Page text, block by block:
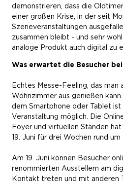
demonstrieren, dass die
einer großen Krise, in der seit
Szeneveranstaltungen
zusammen bleibt - und sehr
analoge Produkt auch digital zu
Was erwartet die Besucher
Echtes Messe-Feeling, das man
Wohnzimmer aus genießen
dem Smartphone oder Tablet ist
Veranstaltung möglich. Die
Foyer und virtuellen Ständen
19. Juni für drei Wochen rund
Am 19. Juni können Besucher
renommierten Ausstellern am
Kontakt treten und mit anderen